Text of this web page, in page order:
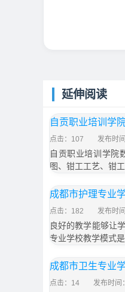
延伸阅读
自贡职业培训学
点击：107 发布时
自贡职业培训学院
图、钳工工艺、钳
成都市护理专业
点击：182 发布时
良好的教学能够让
专业学校教学模式
成都市卫生专业
点击：14 发布时间